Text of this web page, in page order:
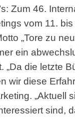
Zum 46.
vom 11.
„Tore zu
ein
„Da die letzte
wir diese
„Aktuell
sind,